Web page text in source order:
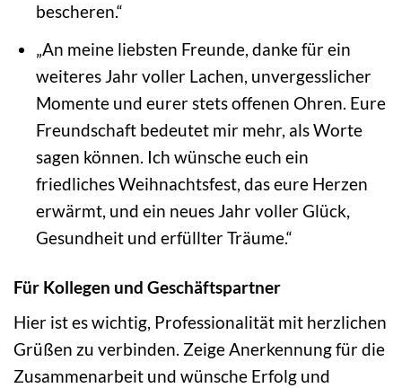
bescheren.“
„An meine liebsten Freunde, danke für ein
weiteres Jahr voller Lachen, unvergesslicher
Momente und eurer stets offenen Ohren. Eure
Freundschaft bedeutet mir mehr, als Worte
sagen können. Ich wünsche euch ein
friedliches Weihnachtsfest, das eure Herzen
erwärmt, und ein neues Jahr voller Glück,
Gesundheit und erfüllter Träume.“
Für Kollegen und Geschäftspartner
Hier ist es wichtig, Professionalität mit herzlichen
Grüßen zu verbinden. Zeige Anerkennung für die
Zusammenarbeit und wünsche Erfolg und